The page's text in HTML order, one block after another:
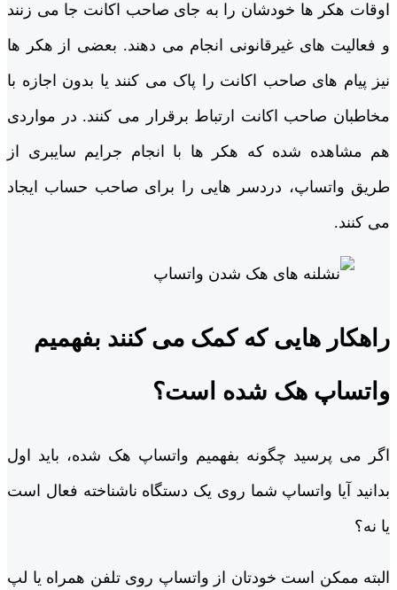
اوقات هکر ها خودشان را به جای صاحب اکانت جا می ‌زنند
و فعالیت ‌های غیرقانونی انجام می ‌دهند. بعضی از هکر ها
نیز پیام ‌های صاحب اکانت را پاک می‌ کنند یا بدون اجازه با
مخاطبان صاحب اکانت ارتباط برقرار می ‌کنند. در مواردی
هم مشاهده شده که هکر ها با انجام جرایم سایبری از
طریق واتساپ، دردسر هایی را برای صاحب حساب ایجاد
می ‌کنند.
راهکار هایی که کمک می کنند بفهمیم
واتساپ هک شده است؟
اگر می ‌پرسید چگونه بفهمیم واتساپ هک شده، باید اول
بدانید آیا واتساپ شما روی یک دستگاه ناشناخته فعال است
یا نه؟
البته ممکن است خودتان از واتساپ روی تلفن همراه یا لپ